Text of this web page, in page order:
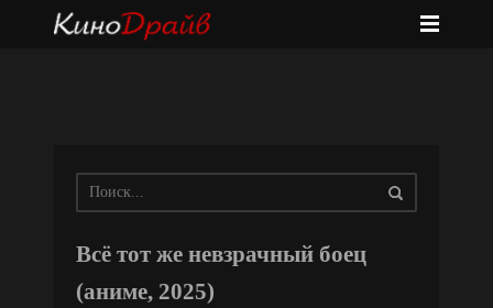
Всё тот же невзрачный боец
(аниме, 2025)